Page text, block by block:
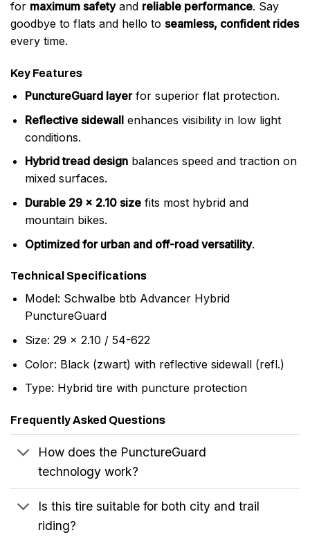
for maximum safetyand reliable performance. Say
goodbye to flats and hello to seamless, confident rides
every time.
Key Features
PunctureGuard layerfor superior flat protection.
Reflective sidewallenhances visibility in low light
conditions.
Hybrid tread designbalances speed and traction on
mixed surfaces.
Durable 29 x 2.10 sizefits most hybrid and
mountain bikes.
Optimized for urban and off-road versatility.
Technical Specifications
Model: Schwalbe btb Advancer Hybrid
PunctureGuard
Size: 29 x 2.10 / 54-622
Color: Black (zwart) with reflective sidewall (refl.)
Type: Hybrid tire with puncture protection
Frequently Asked Questions
How does the PunctureGuard
technology work?
Is this tire suitable for both city and trail
riding?